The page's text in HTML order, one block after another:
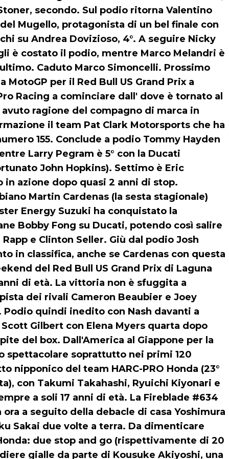
secondo. Sul podio ritorna Valentino
Mugello, protagonista di un bel finale con
su Andrea Dovizioso, 4°. A seguire Nicky
è costato il podio, mentre Marco Melandri è
ultimo. Caduto Marco Simoncelli. Prossimo
per il Red Bull US Grand Prix a
Racing a cominciare dall' dove è tornato al
ragione del compagno di marca in
il team Pat Clark Motorsports che ha
155. Conclude a podio Tommy Hayden
Larry Pegram è 5° con la Ducati
John Hopkins). Settimo è Eric
azione dopo quasi 2 anni di stop.
Martin Cardenas (la sesta stagionale)
Energy Suzuki ha conquistato la
Bobby Fong su Ducati, potendo così salire
e Clinton Seller. Giù dal podio Josh
in classifica, anche se Cardenas con questa
del Red Bull US Grand Prix di Laguna
di età. La vittoria non è sfuggita a
dei rivali Cameron Beaubier e Joey
quindi inedito con Nash davanti a
Gilbert con Elena Myers quarta dopo
del box. Dall'America al Giappone per la
spettacolare soprattutto nei primi 120
del team HARC-PRO Honda (23°
con Takumi Takahashi, Ryuichi Kiyonari e
a soli 17 anni di età. La Fireblade #634
a seguito della debacle di casa Yoshimura
Sakai due volte a terra. Da dimenticare
due stop and go (rispettivamente di 20
gialle da parte di Kousuke Akiyoshi, una